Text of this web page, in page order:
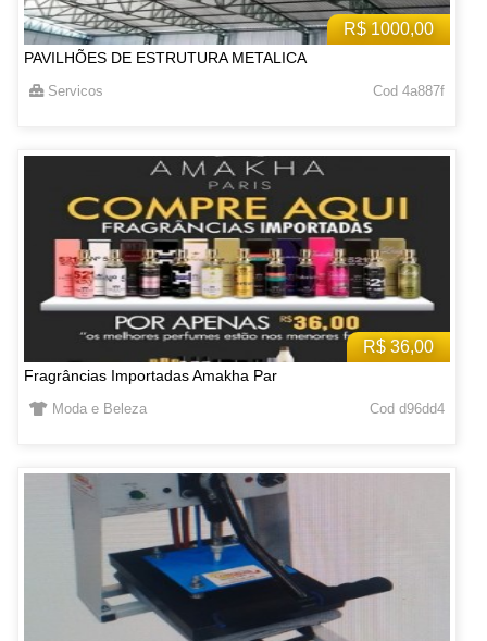
R$ 1000,00
PAVILHÕES DE ESTRUTURA METALICA
Servicos Cod 4a887f
R$ 36,00
Fragrâncias Importadas Amakha Par
Moda e Beleza Cod d96dd4